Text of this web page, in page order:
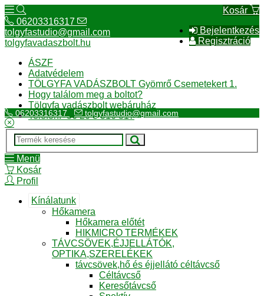
Kosár
Bejelentkezés
Regisztráció
06203316317
tolgyfastudio@gmail.com
tolgyfavadaszbolt.hu
ÁSZF
Adatvédelem
TÖLGYFA VADÁSZBOLT Gyömrő Csemetekert 1.
Hogy találom meg a boltot?
Tölgyfa vadászbolt webáruház
Telefon:+36 20 3 316 317
06203316317 tolgyfastudio@gmail.com
Menü
Kosár
Profil
Kínálatunk
Hőkamera
Hőkamera előtét
HIKMICRO TERMÉKEK
TÁVCSÖVEK,ÉJJELLÁTÓK,
OPTIKA,SZERELÉKEK
távcsövek,hő és éjjellátó céltávcső
Céltávcső
Keresőtávcső